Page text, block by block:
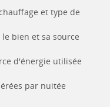
et type de
bien et sa source
d'énergie utilisée
par nuitée